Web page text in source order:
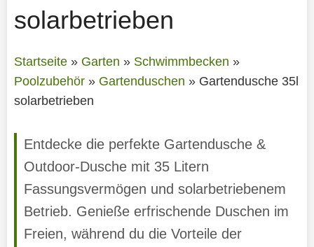
solarbetrieben
Startseite» Garten » Schwimmbecken »
Poolzubehör» Gartenduschen » Gartendusche 35l
solarbetrieben
Entdecke die perfekte Gartendusche &
Outdoor-Dusche mit 35 Litern
Fassungsvermögen und solarbetriebenem
Betrieb. Genieße erfrischende Duschen im
Freien, während du die Vorteile der